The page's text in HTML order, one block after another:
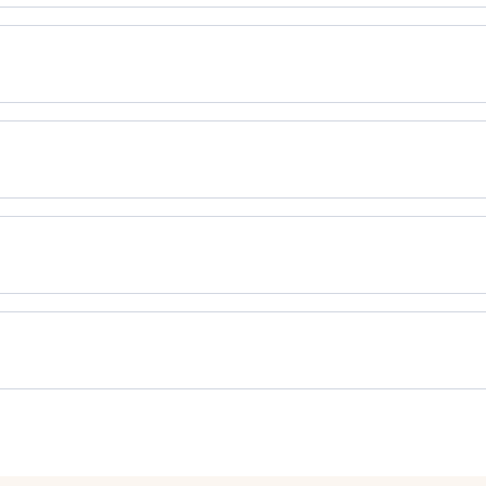
bezglutenowy i wegański baton proteinowy z orzechami i
białko ryżowe w proszku 14%, rodzynki, sól morska 0,8%,